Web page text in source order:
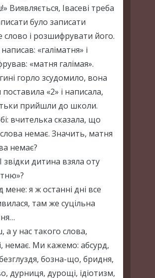
Виявляється, Івасеві треба
було записати
слово і розшифрувати його.
«галіматня» і
«матня галімая».
горло зсудомило, вона
«2» і написала,
прийшли до школи.
вчителька сказала, що
немає. Значить, матня
немає?
звідки дитина взяла оту
мене: я ж останні дні все
там же суцільна
а у нас такого слова,
немає. Ми кажемо: абсурд,
бозна-що, бридня,
дурниця, дурощі, ідіотизм,